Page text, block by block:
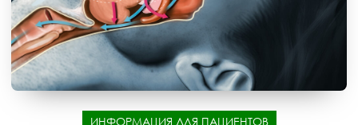
ИНФОРМАЦИЯ ДЛЯ ПАЦИЕНТОВ